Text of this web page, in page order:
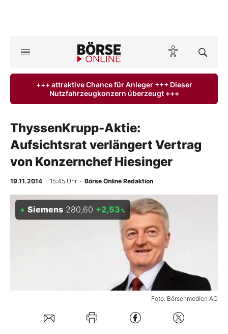
ktuelle Ausgabe BÖRSE ONLINE lesen
Finanz-Check
BO-Musterdepots
Experten
Folgen Sie uns
+++ attraktive Chance für Anleger +++ Dieser
Nutzfahrzeugkonzern überzeugt +++
ThyssenKrupp-Aktie:
Aufsichtsrat verlängert Vertrag
von Konzernchef Hiesinger
19.11.2014 · 15:45 Uhr · Börse Online Redaktion
Foto: Börsenmedien AG
Siemens 280,60 +2,53 %